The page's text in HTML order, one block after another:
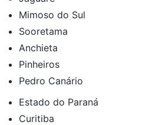
Mimoso do Sul
Sooretama
Anchieta
Pinheiros
Pedro Canário
Estado do Paraná
Curitiba